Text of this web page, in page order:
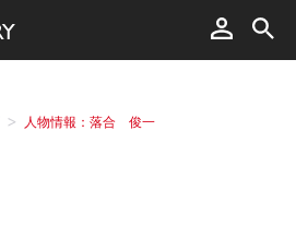
人物情報：落合 俊一